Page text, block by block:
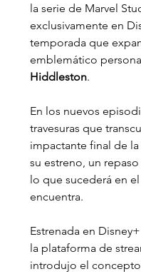
la serie de Marvel
exclusivamente en
temporada que
emblemático
Hiddleston.
En los nuevos
travesuras que
impactante final de
su estreno, un
lo que sucederá en
encuentra.
Estrenada en
la plataforma de
introdujo el